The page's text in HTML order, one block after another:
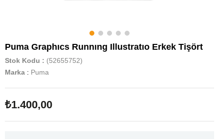
Puma Graphıcs Runnıng Illustratıo Erkek Tişört
Stok Kodu
(52655752)
Marka : Puma
₺1.400,00